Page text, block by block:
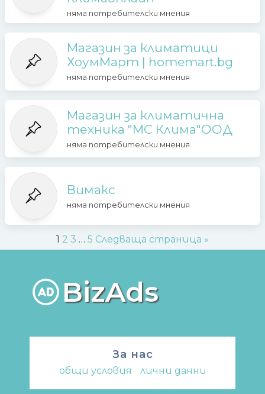
няма потребителски мнения
Магазин за климатици
ХоумМарт | homemart.bg
няма потребителски мнения
Магазин за климатична
техника "МС Клима"ООД
няма потребителски мнения
Вимакс
няма потребителски мнения
1 2 3 … 5 Следваща страница »
BizAds
За нас
общи условия лични данни